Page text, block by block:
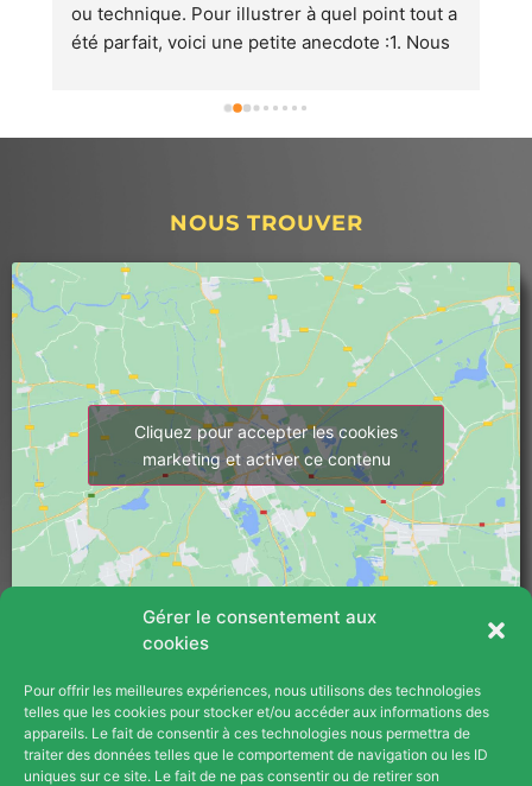
Gérer le consentement aux
cookies
Pour offrir les meilleures expériences, nous utilisons des technologies
telles que les cookies pour stocker et/ou accéder aux informations des
appareils. Le fait de consentir à ces technologies nous permettra de
traiter des données telles que le comportement de navigation ou les ID
uniques sur ce site. Le fait de ne pas consentir ou de retirer son
ou technique. Pour illustrer à quel point tout a
été parfait, voici une petite anecdote :1. Nous
août 2023 en vue de l'installation d'une
au monoxyde) nécessitant l'arrêt de celle-ci,
pendant plus de 2 mois. Dès le début,
Thermex s'est montrée disponible en
proposant de nous prêter gratuitement des
convecteurs électriques.3. Thermex a fait tout
son possible pour avancer la date des travaux
au maximum (intervention prévue le 20
janvier au lieu d'avril/mai).4. L'équipe
technique, dirigée par Mike, a été exemplaire :
aimable, respectueuse, efficace et très claire
dans ses explications. Ils ont retiré tous les
circuits d'eau devenus inutiles et ont réalisé
un chantier propre et fonctionnel (voir photos
ci-jointes).5. Mon plombier, qui est intervenu
à la fin de l'installation pour un autre chantier,
beaucoup d'installations de pompes à chaleur,
je peux te dire que celle-ci est un beau travail,
et c'est agréable de voir de temps en temps
NOUS TROUVER
Cliquez pour accepter les cookies
marketing et activer ce contenu
PLAN DU SITE
Blog